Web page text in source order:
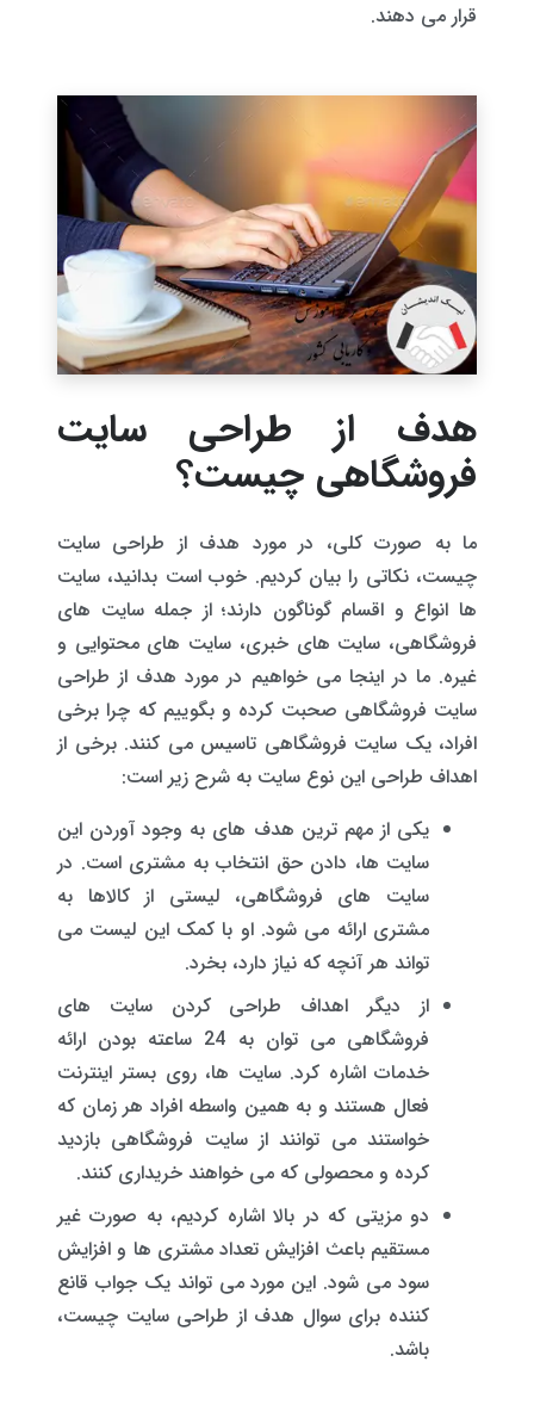
قرار می دهند.
هدف از طراحی سایت
فروشگاهی چیست؟
ما به صورت کلی، در مورد هدف از طراحی سایت
چیست، نکاتی را بیان کردیم. خوب است بدانید، سایت
ها انواع و اقسام گوناگون دارند؛ از جمله سایت های
فروشگاهی، سایت های خبری، سایت های محتوایی و
غیره. ما در اینجا می خواهیم در مورد هدف از طراحی
سایت فروشگاهی صحبت کرده و بگوییم که چرا برخی
افراد، یک سایت فروشگاهی تاسیس می کنند. برخی از
اهداف طراحی این نوع سایت به شرح زیر است:
یکی از مهم ترین هدف های به وجود آوردن این
سایت ها، دادن حق انتخاب به مشتری است. در
سایت های فروشگاهی، لیستی از کالاها به
مشتری ارائه می شود. او با کمک این لیست می
تواند هر آنچه که نیاز دارد، بخرد.
از دیگر اهداف طراحی کردن سایت های
فروشگاهی می توان به 24 ساعته بودن ارائه
خدمات اشاره کرد. سایت ها، روی بستر اینترنت
فعال هستند و به همین واسطه افراد هر زمان که
خواستند می توانند از سایت فروشگاهی بازدید
کرده و محصولی که می خواهند خریداری کنند.
دو مزیتی که در بالا اشاره کردیم، به صورت غیر
مستقیم باعث افزایش تعداد مشتری ها و افزایش
سود می شود. این مورد می تواند یک جواب قانع
کننده برای سوال هدف از طراحی سایت چیست،
باشد.